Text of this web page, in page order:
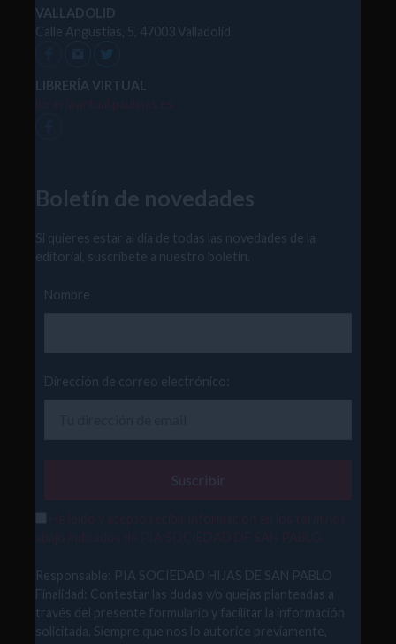
VALLADOLID
Calle Angustias, 5, 47003 Valladolid
LIBRERÍA VIRTUAL
Boletín de novedades
Si quieres estar al día de todas las novedades de la
editorial, suscríbete a nuestro boletín.
Nombre
Dirección de correo electrónico:
Responsable: PIA SOCIEDAD HIJAS DE SAN PABLO
Finalidad: Contestar las dudas y/o quejas planteadas a
través del presente formulario y facilitar la información
solicitada. Siempre que nos lo autorice previamente,